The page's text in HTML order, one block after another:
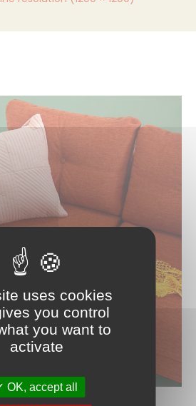
Weather on Unsplash
uses cookies
you control
you want to
activate
OK, accept all